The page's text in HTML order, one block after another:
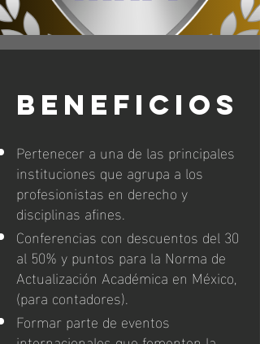
BENEFICIOS
Pertenecer a una de las principales
instituciones que agrupa a los
profesionistas en derecho y
disciplinas afines.
Conferencias con descuentos del 30
al 50% y puntos para la Norma de
Actualización Académica en México,
(para contadores).
Formar parte de eventos